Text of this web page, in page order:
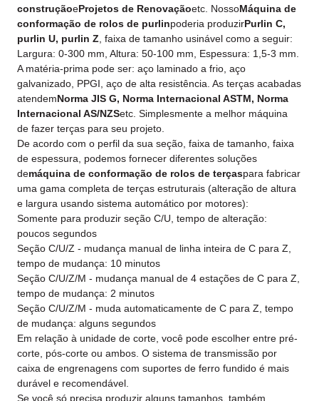
construçãoeProjetos de Renovaçãoetc. NossoMáquina de
conformação de rolos de purlinpoderia produzirPurlin C,
purlin U, purlin Z , faixa de tamanho usinável como a seguir:
Largura: 0-300 mm, Altura: 50-100 mm, Espessura: 1,5-3 mm.
A matéria-prima pode ser: aço laminado a frio, aço
galvanizado, PPGI, aço de alta resistência. As terças acabadas
atendemNorma JIS G, Norma Internacional ASTM, Norma
Internacional AS/NZSetc. Simplesmente a melhor máquina
de fazer terças para seu projeto.
De acordo com o perfil da sua seção, faixa de tamanho, faixa
de espessura, podemos fornecer diferentes soluções
demáquina de conformação de rolos de terçaspara fabricar
uma gama completa de terças estruturais (alteração de altura
e largura usando sistema automático por motores):
Somente para produzir seção C/U, tempo de alteração:
poucos segundos
Seção C/U/Z - mudança manual de linha inteira de C para Z,
tempo de mudança: 10 minutos
Seção C/U/Z/M - mudança manual de 4 estações de C para Z,
tempo de mudança: 2 minutos
Seção C/U/Z/M - muda automaticamente de C para Z, tempo
de mudança: alguns segundos
Em relação à unidade de corte, você pode escolher entre pré-
corte, pós-corte ou ambos. O sistema de transmissão por
caixa de engrenagens com suportes de ferro fundido é mais
durável e recomendável.
Se você só precisa produzir alguns tamanhos, também